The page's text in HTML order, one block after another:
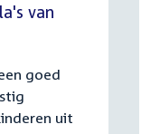
van
goed
uit